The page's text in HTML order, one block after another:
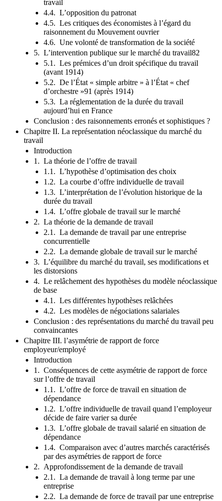
travail
4.4. L’opposition du patronat
4.5. Les critiques des économistes à l’égard du
raisonnement du Mouvement ouvrier
4.6. Une volonté de transformation de la société
5. L’intervention publique sur le marché du travail82
5.1. Les prémices d’un droit spécifique du travail
(avant 1914)
5.2. De l’État « simple arbitre » à l’État « chef
d’orchestre »91 (après 1914)
5.3. La réglementation de la durée du travail
aujourd’hui en France
Conclusion : des raisonnements erronés et sophistiques ?
Chapitre II. La représentation néoclassique du marché du
travail
Introduction
1. La théorie de l’offre de travail
1.1. L’hypothèse d’optimisation des choix
1.2. La courbe d’offre individuelle de travail
1.3. L’interprétation de l’évolution historique de la
durée du travail
1.4. L’offre globale de travail sur le marché
2. La théorie de la demande de travail
2.1. La demande de travail par une entreprise
concurrentielle
2.2. La demande globale de travail sur le marché
3. L’équilibre du marché du travail, ses modifications et
les distorsions
4. Le relâchement des hypothèses du modèle néoclassique
de base
4.1. Les différentes hypothèses relâchées
4.2. Les modèles de négociations salariales
Conclusion : des représentations du marché du travail peu
convaincantes
Chapitre III. l’asymétrie de rapport de force
employeur/employé
Introduction
1. Conséquences de cette asymétrie de rapport de force
sur l’offre de travail
1.1. L’offre de force de travail en situation de
dépendance
1.2. L’offre individuelle de travail quand l’employeur
décide de faire varier sa durée
1.3. L’offre globale de travail salarié en situation de
dépendance
1.4. Comparaison avec d’autres marchés caractérisés
par des asymétries de rapport de force
2. Approfondissement de la demande de travail
2.1. La demande de travail à long terme par une
entreprise
2.2. La demande de force de travail par une entreprise